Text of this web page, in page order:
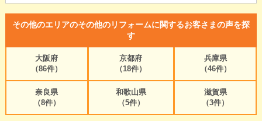
その他のエリアのその他のリフォームに関するお客さまの声を探
す
大阪府
（86件）
京都府
（18件）
兵庫県
（46件）
奈良県
（8件）
和歌山県
（5件）
滋賀県
（3件）